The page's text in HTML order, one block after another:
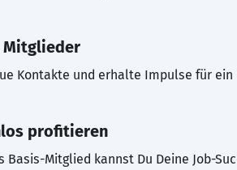
Mitglieder
Kontakte und erhalte Impulse für ein
profitieren
Basis-Mitglied kannst Du Deine Job-